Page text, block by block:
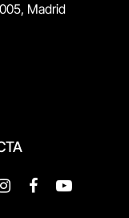
Madrid
InstagramFacebookYouTube